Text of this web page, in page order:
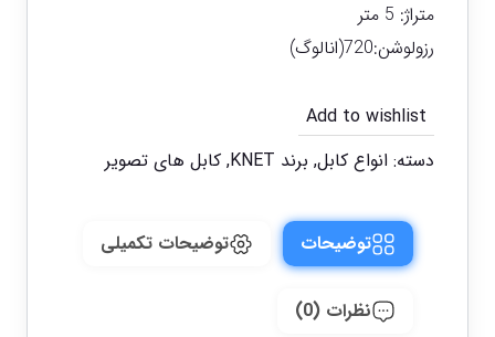
متراژ: 5 متر
رزولوشن:720(انالوگ)
Add to wishlist
دسته: انواع کابل, برند KNET ,کابل های تصویر
توضیحات توضیحات تکمیلی
نظرات (0)